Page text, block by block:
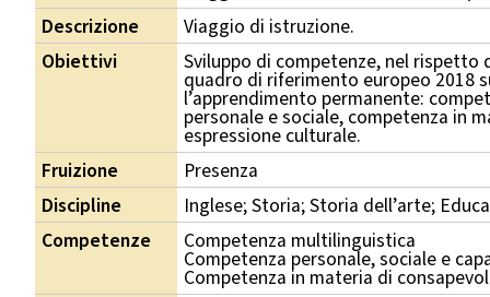
Descrizione
Viaggio di istruzione.
Obiettivi
Sviluppo di competenze, nel rispetto
quadro di riferimento europeo 2018
l’apprendimento permanente:
personale e sociale, competenza in
espressione culturale.
Fruizione
Presenza
Discipline
Inglese; Storia; Storia dell’arte;
Competenze
Competenza multilinguistica
Competenza personale, sociale e
Competenza in materia di